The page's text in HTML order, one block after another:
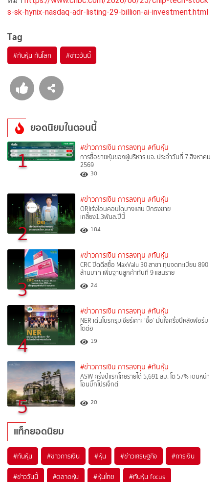
s-sk-hynix-nasdaq-adr-listing-29-billion-ai-investment.html
Tag
#ทันหุ้น ทันโลก #ข่าววันนี้
ยอดนิยมในตอนนี้
1 #ข่าวการเงิน การลงทุน #ทันหุ้น
การซื้อขายหุ้นของผู้บริหาร บจ. ประจำวันที่ 7 สิงหาคม
2569
30
2
#ข่าวการเงิน การลงทุน #ทันหุ้น
ORIเร่งโอนคอนโดบางแสน ปักธงขาย
เกลี้ยง1.3พันล.ปีนี้
184
3
#ข่าวการเงิน การลงทุน #ทันหุ้น
CRC ปิดดีลซื้อ MaxValu 30 สาขา ทุนจดทะเบียน 890
ล้านบาท เพิ่มฐานลูกค้าทันที 9 แสนราย
24
4
#ข่าวการเงิน การลงทุน #ทันหุ้น
NER เด่นโบรกรุมเชียร์เคาะ ‘ซื้อ’ มั่นใจครึ่งปีหลังฟอร์ม
โตต่อ
19
5
#ข่าวการเงิน การลงทุน #ทันหุ้น
ASW ครึ่งปีแรกโกยรายได้ 5,691 ลบ. โต 57% เดินหน้า
โอนบิ๊กโปรเจ็กต์
20
แท็กยอดนิยม
#ทันหุ้น #ข่าวการเงิน #หุ้น #ข่าวเศรษฐกิจ #การเงิน
#ข่าววันนี้ #ตลาดหุ้น #หุ้นไทย #ทันหุ้น focus